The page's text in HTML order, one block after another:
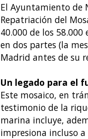
El Ayuntamiento de
Repatriación del
40.000 de los
en dos partes (la
Madrid antes de su
Un legado para el
Este mosaico, en
testimonio de la
marina incluye,
impresiona incluso